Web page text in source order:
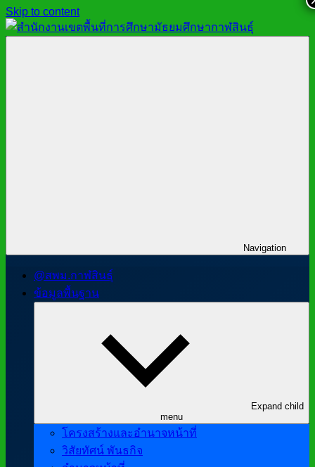
Skip to content
Navigation
@สพม.กาฬสินธุ์
ข้อมูลพื้นฐาน
Expand child
menu
โครงสร้างและอำนาจหน้าที่
วิสัยทัศน์ พันธกิจ